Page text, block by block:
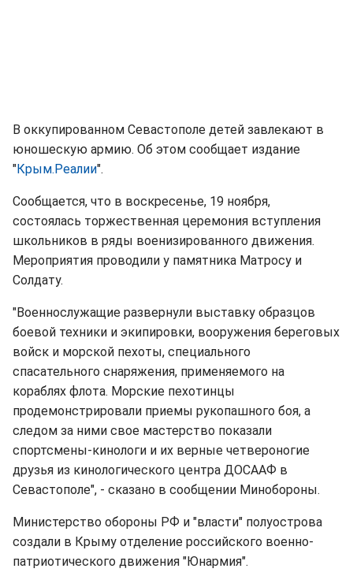
В оккупированном Севастополе детей завлекают в
юношескую армию. Об этом сообщает издание
"Крым.Реалии".
Сообщается, что в воскресенье, 19 ноября,
состоялась торжественная церемония вступления
школьников в ряды военизированного движения.
Мероприятия проводили у памятника Матросу и
Солдату.
"Военнослужащие развернули выставку образцов
боевой техники и экипировки, вооружения береговых
войск и морской пехоты, специального
спасательного снаряжения, применяемого на
кораблях флота. Морские пехотинцы
продемонстрировали приемы рукопашного боя, а
следом за ними свое мастерство показали
спортсмены-кинологи и их верные четвероногие
друзья из кинологического центра ДОСААФ в
Севастополе", - сказано в сообщении Минобороны.
Министерство обороны РФ и "власти" полуострова
создали в Крыму отделение российского военно-
патриотического движения "Юнармия".